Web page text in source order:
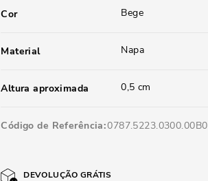
Cor Bege
Material Napa
Altura aproximada 0,5 cm
Código de Referência 0787.5223.0300.00B0
DEVOLUÇÃO GRÁTIS